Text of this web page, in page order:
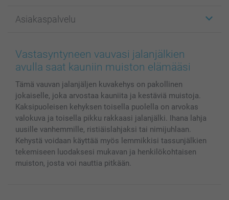
Kuvakirjat
Valokuvat, Julisteet & Taskukirjat
Kännykkä & Tabletti
Kuvakalenterit & Päivyrit
Valokuvakehykset & Lisätarvikkeet
Lahjakortti
Kaikki kuvatuotteet
Affiliate ohjelma
Evästekäytäntö
Sivukartta
Investor Relations
Asiakaspalvelu
100% tyytyväisyystakuu
smartbonus
Tilausten tila
Vastasyntyneen vauvasi jalanjälkien
avulla saat kauniin muiston elämääsi
Tämä vauvan jalanjäljen kuvakehys on pakollinen
jokaiselle, joka arvostaa kauniita ja kestäviä muistoja.
Kaksipuoleisen kehyksen toisella puolella on arvokas
valokuva ja toisella pikku rakkaasi jalanjälki. Ihana lahja
uusille vanhemmille, ristiäislahjaksi tai nimijuhlaan.
Kehystä voidaan käyttää myös lemmikkisi tassunjälkien
tekemiseen luodaksesi mukavan ja henkilökohtaisen
muiston, josta voi nauttia pitkään.